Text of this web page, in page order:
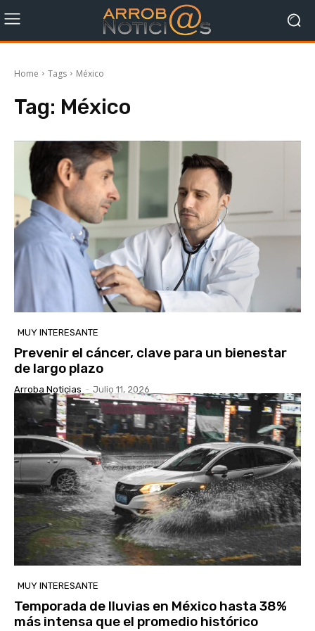
Home Tags México
Tag: México
MUY INTERESANTE
Prevenir el cáncer, clave para un bienestar
de largo plazo
Arroba Noticias - Julio 11, 2026
MUY INTERESANTE
Temporada de lluvias en México hasta 38%
más intensa que el promedio histórico